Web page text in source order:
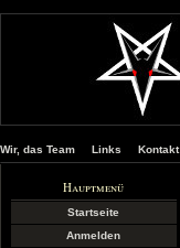
Wir, das Team Links Kontakt
Hauptmenü
Startseite
Anmelden